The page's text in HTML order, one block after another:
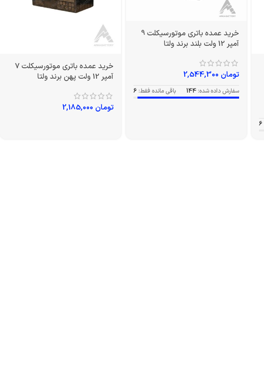
6
خرید عمده باتری موتورسیکلت 9
آمپر 12 ولت بلند برند ولتا
تومان
سفارش داده شده: 144 باقی مانده فقط: 6
خرید عمده باتری موتورسیکلت 7
آمپر 12 ولت پهن برند ولتا
تومان